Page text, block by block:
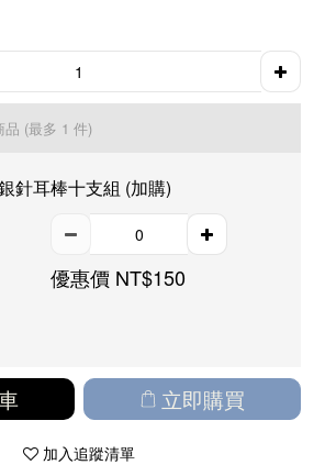
品 (最多 1 件)
針耳棒十支組 (加購)
優惠價 NT$150
立即購買
加入追蹤清單